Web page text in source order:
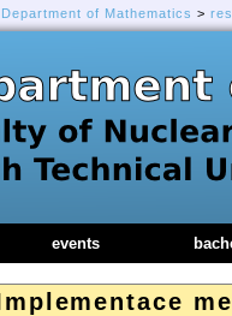
of Mathematics >
events